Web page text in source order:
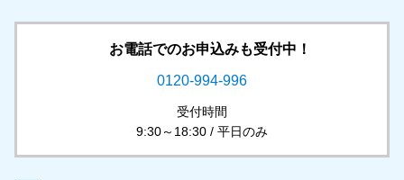
お電話でのお申込みも受付中！
0120-994-996
受付時間
9:30～18:30 / 平日のみ